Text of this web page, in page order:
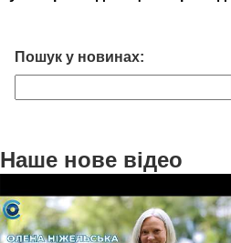
Пошук у новинах:
Наше нове відео